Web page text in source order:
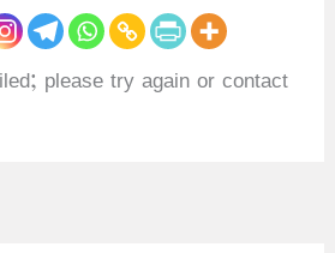
please try again or contact